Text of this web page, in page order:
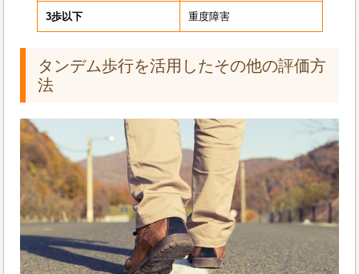
3歩以下 重度障害
タンデム歩行を活用したその他の評価方
法